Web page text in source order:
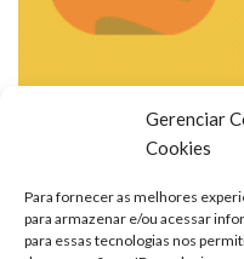
Gerenciar
Cookies
Para fornecer as melhores
para armazenar e/ou acessar
para essas tecnologias nos